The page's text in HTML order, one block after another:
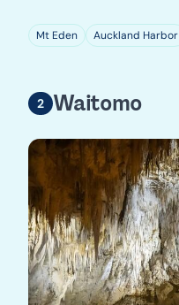
Mt Eden Auckland Harbor
Waitomo